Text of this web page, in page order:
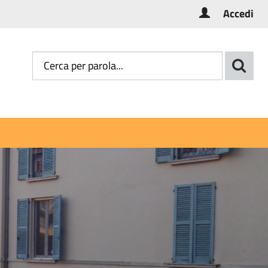
Accedi